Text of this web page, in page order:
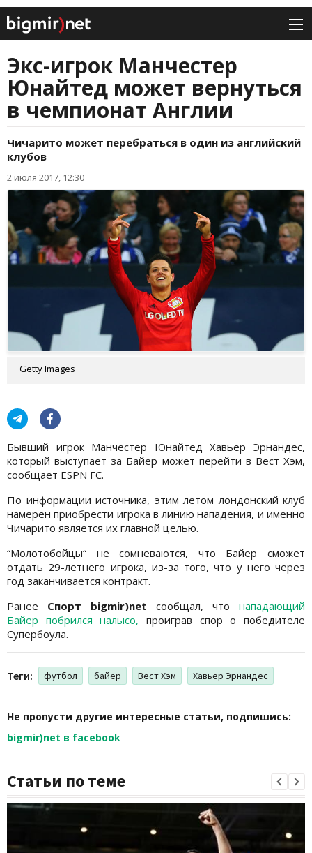
Экс-игрок Манчестер
Юнайтед может вернуться
в чемпионат Англии
Чичарито может перебраться в один из английский
клубов
2 июля 2017, 12:30
Getty Images
Бывший игрок Манчестер Юнайтед Хавьер Эрнандес,
который выступает за Байер может перейти в Вест Хэм,
сообщает ESPN FC.
По информации источника, этим летом лондонский клуб
намерен приобрести игрока в линию нападения, и именно
Чичарито является их главной целью.
“Молотобойцы“ не сомневаются, что Байер сможет
отдать 29-летнего игрока, из-за того, что у него через
год заканчивается контракт.
Ранее Спорт bigmir)net сообщал, что нападающий
Байер побрился налысо, проиграв спор о победителе
Супербоула.
Теги: футбол байер Вест Хэм Хавьер Эрнандес
Не пропусти другие интересные статьи, подпишись:
bigmir)net в facebook
Статьи по теме